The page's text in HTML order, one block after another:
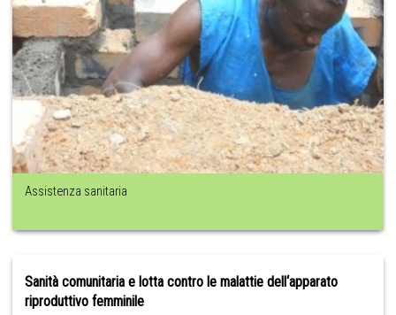
Assistenza sanitaria
Sanità comunitaria e lotta contro le malattie dell‘apparato
riproduttivo femminile